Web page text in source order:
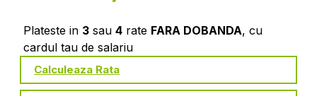
Plateste in 3 sau 4 rate FARA DOBANDA, cu
cardul tau de salariu
Calculeaza Rata